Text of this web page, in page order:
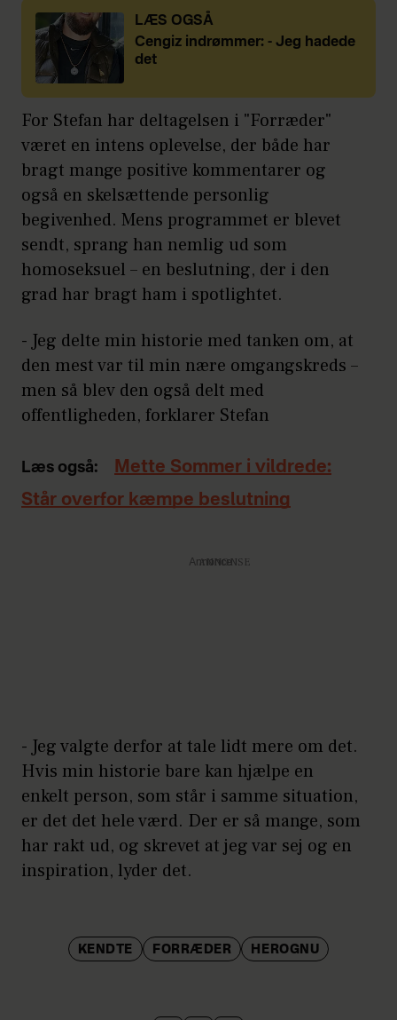
LÆS OGSÅ
Cengiz indrømmer: - Jeg hadede
det
For Stefan har deltagelsen i "Forræder"
været en intens oplevelse, der både har
bragt mange positive kommentarer og
også en skelsættende personlig
begivenhed. Mens programmet er blevet
sendt, sprang han nemlig ud som
homoseksuel – en beslutning, der i den
grad har bragt ham i spotlightet.
- Jeg delte min historie med tanken om, at
den mest var til min nære omgangskreds –
men så blev den også delt med
offentligheden, forklarer Stefan
Læs også:
Mette Sommer i vildrede:
Står overfor kæmpe beslutning
Annonce
- Jeg valgte derfor at tale lidt mere om det.
Hvis min historie bare kan hjælpe en
enkelt person, som står i samme situation,
er det det hele værd. Der er så mange, som
har rakt ud, og skrevet at jeg var sej og en
inspiration, lyder det.
KENDTE FORRÆDER HEROGNU